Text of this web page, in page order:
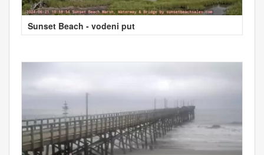
Sunset Beach - vodeni put